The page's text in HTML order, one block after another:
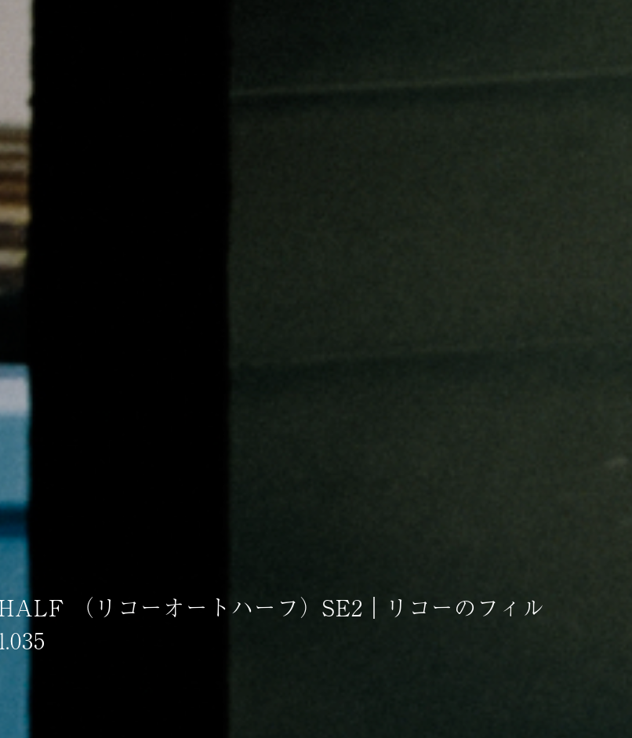
（リコーオートハーフ）SE2｜リコーのフィル